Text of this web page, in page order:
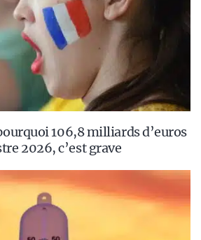
106,8 milliards d’euros
2026, c’est grave